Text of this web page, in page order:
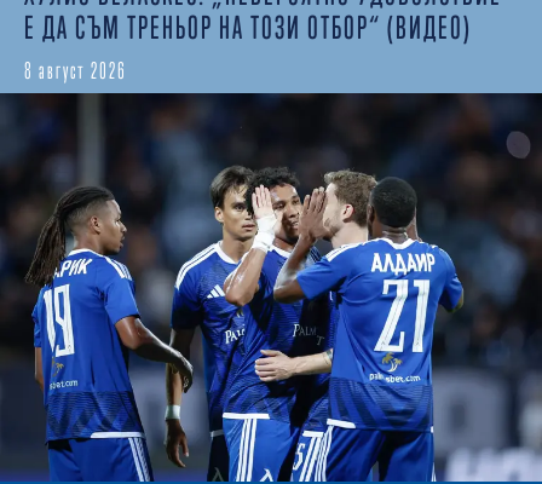
Е ДА СЪМ ТРЕНЬОР НА ТОЗИ ОТБОР“ (ВИДЕО)
8 август 2026